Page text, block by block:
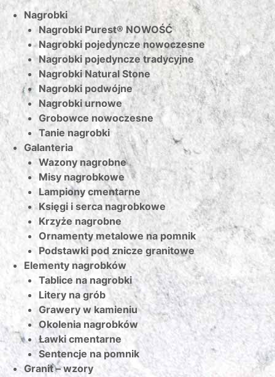
Nagrobki
Nagrobki Purest® NOWOŚĆ
Nagrobki pojedyncze nowoczesne
Nagrobki pojedyncze tradycyjne
Nagrobki Natural Stone
Nagrobki podwójne
Nagrobki urnowe
Grobowce nowoczesne
Tanie nagrobki
Galanteria
Wazony nagrobne
Misy nagrobkowe
Lampiony cmentarne
Księgi i serca nagrobkowe
Krzyże nagrobne
Ornamenty metalowe na pomnik
Podstawki pod znicze granitowe
Elementy nagrobków
Tablice na nagrobki
Litery na grób
Grawery w kamieniu
Okolenia nagrobków
Ławki cmentarne
Sentencje na pomnik
Granit – wzory